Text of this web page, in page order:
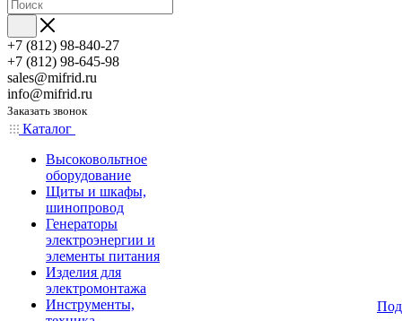
+7 (812) 98-840-27
+7 (812) 98-645-98
sales@mifrid.ru
info@mifrid.ru
Заказать звонок
Каталог
Высоковольтное
оборудование
Щиты и шкафы,
шинопровод
Генераторы
электроэнергии и
элементы питания
Изделия для
электромонтажа
Инструменты,